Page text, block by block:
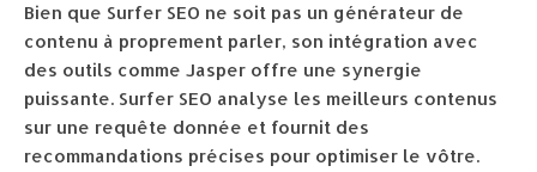
Bien que Surfer SEO ne soit pas un générateur de
contenu à proprement parler, son intégration avec
des outils comme Jasper offre une synergie
puissante. Surfer SEO analyse les meilleurs contenus
sur une requête donnée et fournit des
recommandations précises pour optimiser le vôtre.